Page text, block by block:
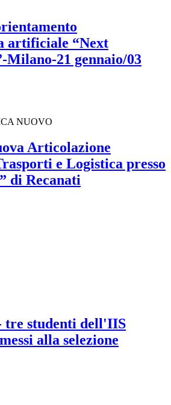
artificiale “Next
Milano-21 gennaio/03
Articolazione
e Logistica presso
di Recanati
tre studenti dell'IIS
alla selezione